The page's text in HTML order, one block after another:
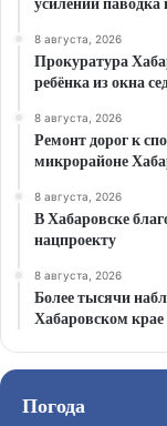
8 августа, 2026
Прокуратура
ребёнка из окна
8 августа, 2026
Ремонт дорог к
микрорайоне
8 августа, 2026
В Хабаровске
нацпроекту
8 августа, 2026
Более тысячи
Хабаровском крае
Погода